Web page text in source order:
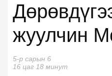
жуулчин
5-р сарын 6
16 цаг 18 минут